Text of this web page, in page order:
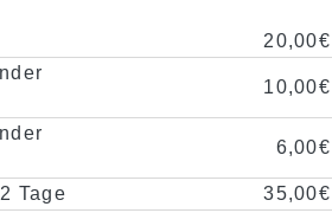
20,00€
10,00€
6,00€
Tage
35,00€